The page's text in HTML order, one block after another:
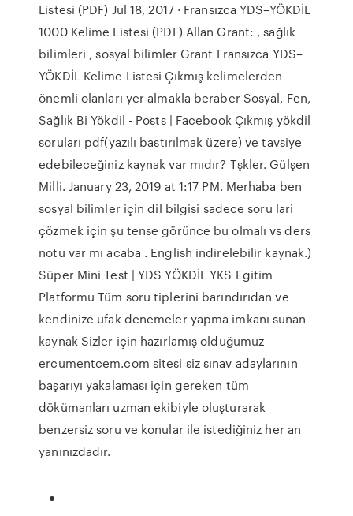
Listesi (PDF) Jul 18, 2017 · Fransızca YDS–YÖKDİL
1000 Kelime Listesi (PDF) Allan Grant: , sağlık
bilimleri , sosyal bilimler Grant Fransızca YDS–
YÖKDİL Kelime Listesi Çıkmış kelimelerden
önemli olanları yer almakla beraber Sosyal, Fen,
Sağlık Bi Yökdil - Posts | Facebook Çıkmış yökdil
soruları pdf(yazılı bastırılmak üzere) ve tavsiye
edebileceğiniz kaynak var mıdır? Tşkler. Gülşen
Milli. January 23, 2019 at 1:17 PM. Merhaba ben
sosyal bilimler için dil bilgisi sadece soru lari
çözmek için şu tense görünce bu olmalı vs ders
notu var mı acaba . English indirelebilir kaynak.)
Süper Mini Test | YDS YÖKDİL YKS Egitim
Platformu Tüm soru tiplerini barındırıdan ve
kendinize ufak denemeler yapma imkanı sunan
kaynak Sizler için hazırlamış olduğumuz
ercumentcem.com sitesi siz sınav adaylarının
başarıyı yakalaması için gereken tüm
dökümanları uzman ekibiyle oluşturarak
benzersiz soru ve konular ile istediğiniz her an
yanınızdadır.